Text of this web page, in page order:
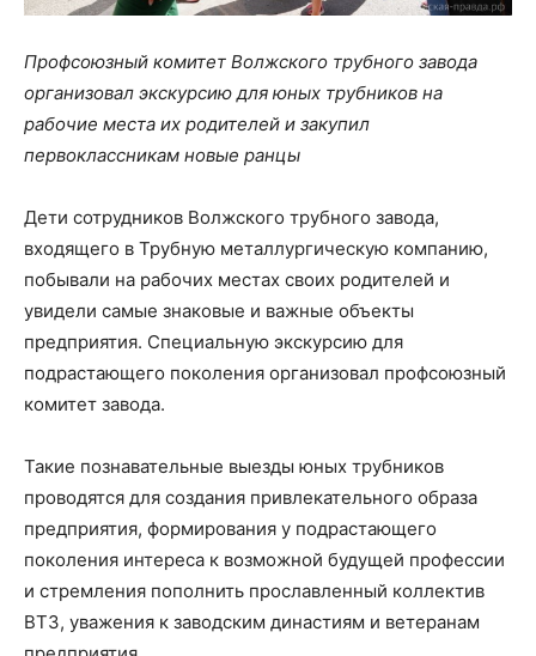
Профсоюзный комитет Волжского трубного завода
организовал экскурсию для юных трубников на
рабочие места их родителей и закупил
первоклассникам новые ранцы
Дети сотрудников Волжского трубного завода,
входящего в Трубную металлургическую компанию,
побывали на рабочих местах своих родителей и
увидели самые знаковые и важные объекты
предприятия. Специальную экскурсию для
подрастающего поколения организовал профсоюзный
комитет завода.
Такие познавательные выезды юных трубников
проводятся для создания привлекательного образа
предприятия, формирования у подрастающего
поколения интереса к возможной будущей профессии
и стремления пополнить прославленный коллектив
ВТЗ, уважения к заводским династиям и ветеранам